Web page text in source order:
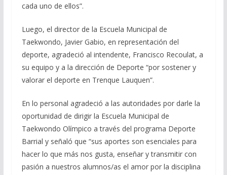
cada uno de ellos”.
Luego, el director de la Escuela Municipal de
Taekwondo, Javier Gabio, en representación del
deporte, agradeció al intendente, Francisco Recoulat, a
su equipo y a la dirección de Deporte “por sostener y
valorar el deporte en Trenque Lauquen”.
En lo personal agradeció a las autoridades por darle la
oportunidad de dirigir la Escuela Municipal de
Taekwondo Olímpico a través del programa Deporte
Barrial y señaló que “sus aportes son esenciales para
hacer lo que más nos gusta, enseñar y transmitir con
pasión a nuestros alumnos/as el amor por la disciplina